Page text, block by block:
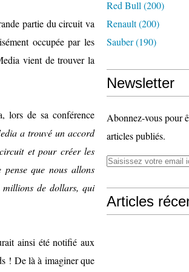
partie du circuit va
occupée par les
vient de trouver la
lors de sa conférence
a trouvé un accord
et pour créer les
que nous allons
de dollars, qui
ainsi été notifié aux
! De là à imaginer que
Red Bull (200)
Renault(200)
Sauber(190)
Newsletter
Abonnez-vous pour
articles publiés.
Articles